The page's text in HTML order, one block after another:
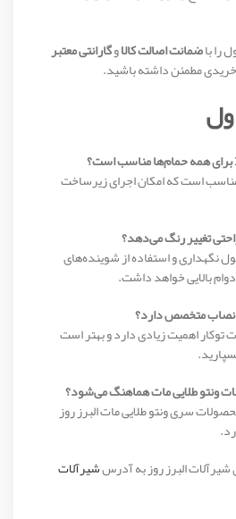
را باضمانت اصالت کالاوگارانتی معتبر
مطمئن داشته باشید.
است که امکان اجرای زیرساخت
تغییر رنگ می‌دهد؟
نگهداری و استفاده از شوینده‌های
بالایی خواهد داشت.
نصاب متخصص دارد؟
توکار اهمیت زیادی دارد و بهتر است
ونتو طلایی مات هماهنگ می‌شود؟
سری ونتو طلایی مات البرز روز
البرز روز به آدرسشیرآلات